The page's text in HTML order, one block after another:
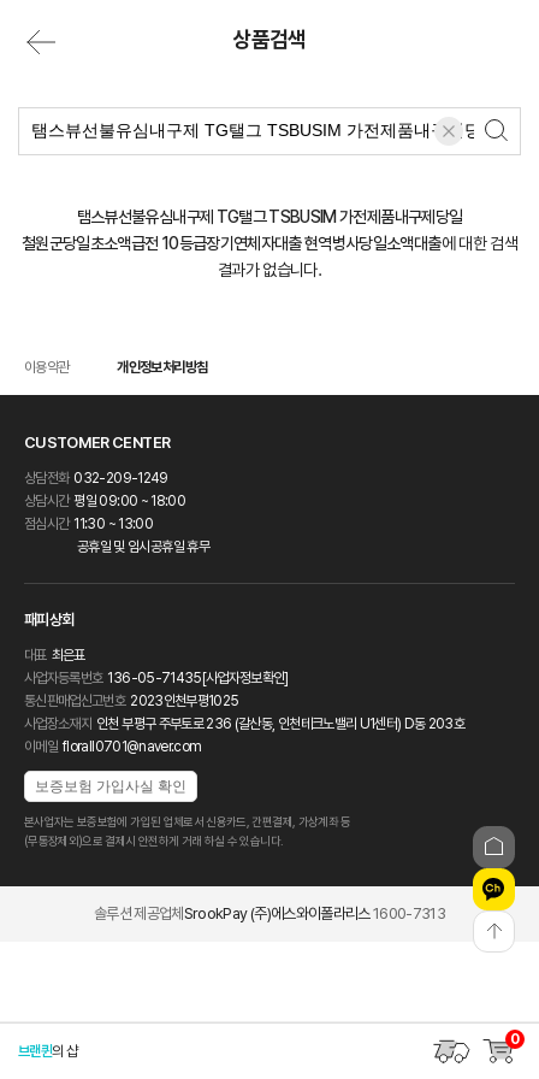
상품검색
탬스뷰선불유심내구제 TG탤그 TSBUSIM 가전제품내구제당일
철원군당일초소액급전 10등급장기연체자대출 현역병사당일소액대출에 대한 검색
결과가 없습니다.
이용약관 개인정보처리방침
CUSTOMER CENTER
상담전화 032-209-1249
상담시간 평일 09:00 ~ 18:00
점심시간 11:30 ~ 13:00
공휴일 및 임시공휴일 휴무
패피상회
대표 최은표
사업자등록번호 136-05-71435 [사업자정보확인]
통신판매업신고번호 2023인천부평1025
사업장소재지 인천 부평구 주부토로 236 (갈산동, 인천테크노밸리 U1센터) D동 203호
이메일 florall0701@naver.com
보증보험 가입사실 확인
본사업자는 보증보험에 가입된 업체로서 신용카드, 간편결제, 가상계좌 등
(무통장제외)으로 결제시 안전하게 거래 하실 수 있습니다.
솔루션 제공업체 SrookPay (주)에스와이폴라리스1600-7313
브랜퀸의 샵
0